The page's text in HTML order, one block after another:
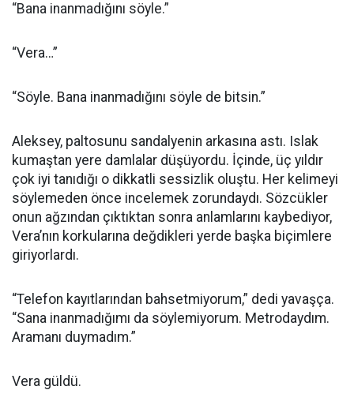
“Bana inanmadığını söyle.”
“Vera…”
“Söyle. Bana inanmadığını söyle de bitsin.”
Aleksey, paltosunu sandalyenin arkasına astı. Islak
kumaştan yere damlalar düşüyordu. İçinde, üç yıldır
çok iyi tanıdığı o dikkatli sessizlik oluştu. Her kelimeyi
söylemeden önce incelemek zorundaydı. Sözcükler
onun ağzından çıktıktan sonra anlamlarını kaybediyor,
Vera’nın korkularına değdikleri yerde başka biçimlere
giriyorlardı.
“Telefon kayıtlarından bahsetmiyorum,” dedi yavaşça.
“Sana inanmadığımı da söylemiyorum. Metrodaydım.
Aramanı duymadım.”
Vera güldü.